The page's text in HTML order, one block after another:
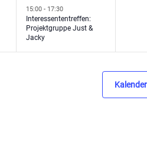
15:00- 17:30
Interessententreffen:
Projektgruppe Just &
Jacky